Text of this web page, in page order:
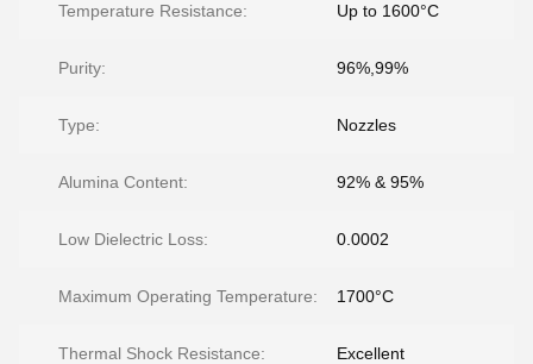
Temperature Resistance: Up to 1600°C
Purity: 96%,99%
Type: Nozzles
Alumina Content: 92% & 95%
Low Dielectric Loss: 0.0002
Maximum Operating Temperature: 1700°C
Thermal Shock Resistance: Excellent